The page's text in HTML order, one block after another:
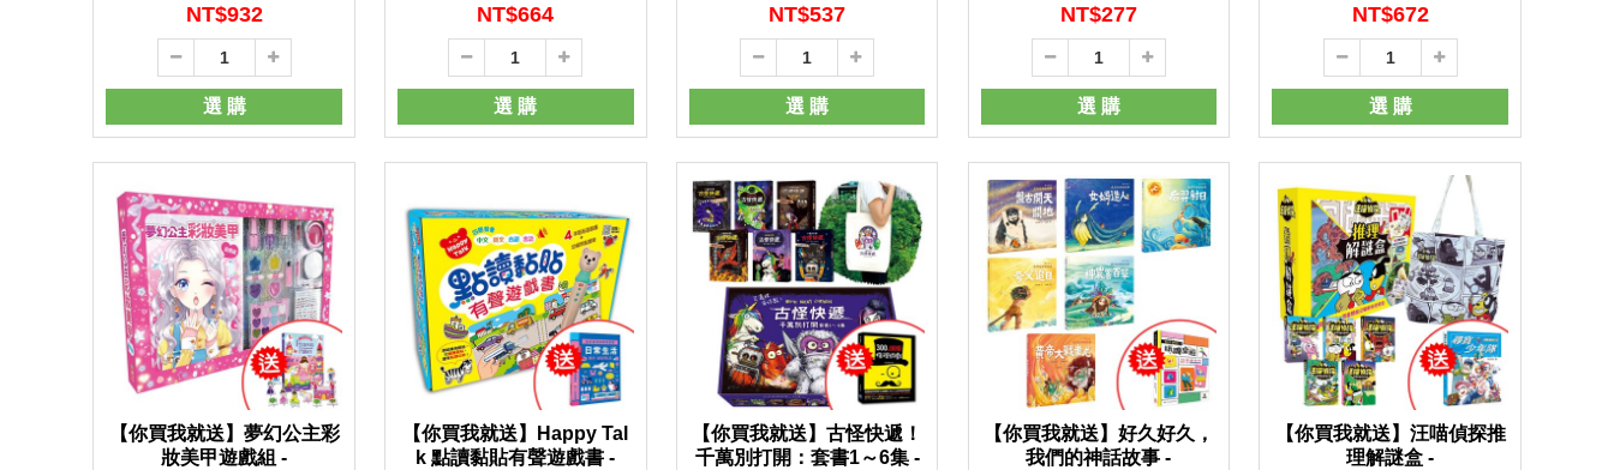
NT$932
選 購
NT$664
選 購
NT$537
選 購
NT$277
選 購
NT$672
選 購
【你買我就送】夢幻公主彩
妝美甲遊戲組 -
【你買我就送】Happy Tal
k 點讀黏貼有聲遊戲書 -
【你買我就送】古怪快遞！
千萬別打開：套書1～6集 -
【你買我就送】好久好久，
我們的神話故事 -
【你買我就送】汪喵偵探推
理解謎盒 -